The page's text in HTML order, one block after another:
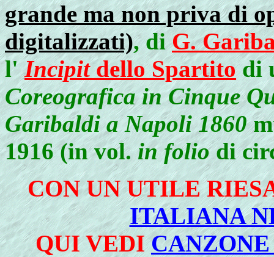
grande ma non priva di
digitalizzati), diG.
l'Incipitdello Spartito di
Coreografica in Cinque
Garibaldi a Napoli 1860
1916 (in vol.in foliodi
CON UN UTILE
ITALIANA
QUI VEDI